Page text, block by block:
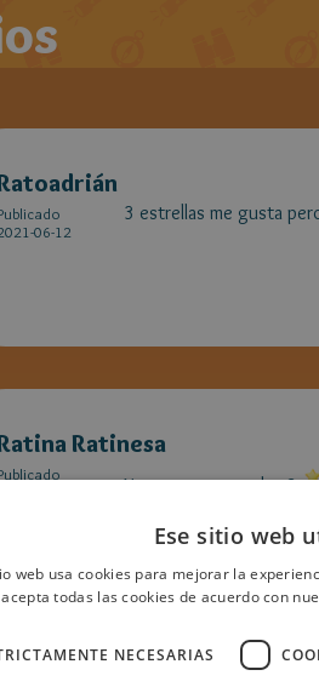
06-12
3 estrellas me gusta
Ratinesa
No me gusta mucho 3
Ese sitio web
web usa cookies para mejorar la
acepta todas las cookies de acuerdo con
NECESARIAS